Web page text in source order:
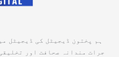
ہم پختون ڈیجیٹل کی ڈیجیٹل
جرات مندانہ صحافت اور